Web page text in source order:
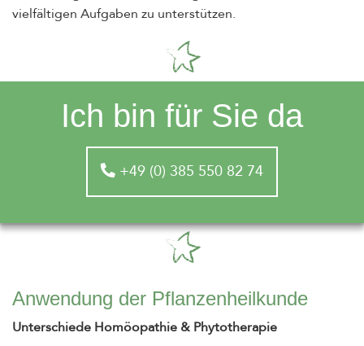
vielfältigen Aufgaben zu unterstützen.
Ich bin für Sie da
+49 (0) 385 550 82 74
Anwendung der Pflanzenheilkunde
Unterschiede Homöopathie & Phytotherapie